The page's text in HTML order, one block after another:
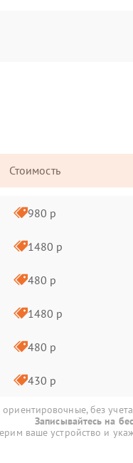
Стоимость
980 р
1480 р
480 р
1480 р
480 р
430 р
без
Записывайтесь на
ваше устройство и